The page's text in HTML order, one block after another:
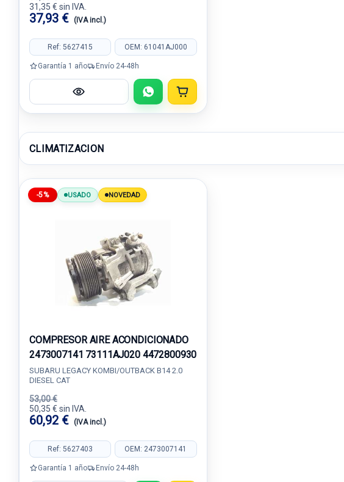
31,35 € sin IVA.
37,93 € (IVA incl.)
Ref: 5627415 OEM: 61041AJ000
Garantía 1 año Envío 24-48h
CLIMATIZACION
-5% USADO NOVEDAD
COMPRESOR AIRE ACONDICIONADO
2473007141 73111AJ020 4472800930
SUBARU LEGACY KOMBI/OUTBACK B14 2.0
DIESEL CAT
53,00 €
50,35 € sin IVA.
60,92 € (IVA incl.)
Ref: 5627403 OEM: 2473007141
Garantía 1 año Envío 24-48h